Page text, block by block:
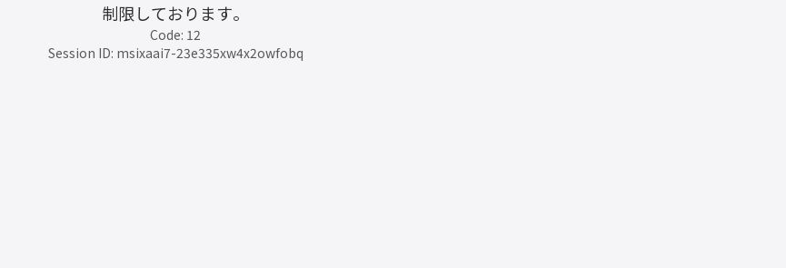
制限しております。
Code: 12
Session ID: msixaai7-23e335xw4x2owfobq